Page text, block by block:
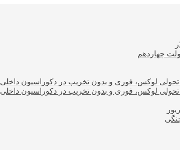
چهاردهم
تحولی لوکس، فوری و بدون تخریب در دکوراسیون داخلی
تحولی لوکس، فوری و بدون تخریب در دکوراسیون داخلی